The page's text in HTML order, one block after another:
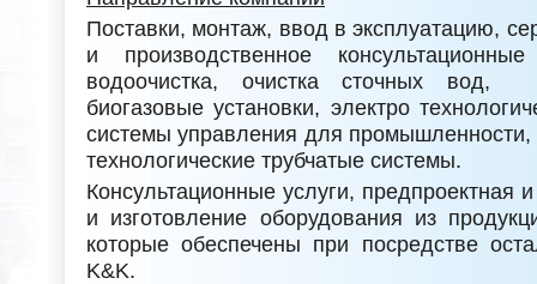
Поставки, монтаж, ввод в эксплуатацию,
и производственное
водоочистка, очистка сточных вод,
биогазовые установки, электро
системы управления для промышленности,
технологические трубчатые системы.
Консультационные услуги, предпроектная
и изготовление оборудования из
которые обеспечены при посредстве
K&K.